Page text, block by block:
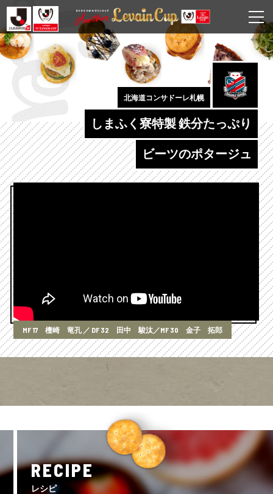
北海道コンサドーレ札幌
しまふく寮特製 鉄分たっぷり
ビーツのポタージュ
MF 17 檀崎 竜孔 ／ DF 32 田中 駿汰／MF 30 金子 拓郎
RECIPE
レシピ